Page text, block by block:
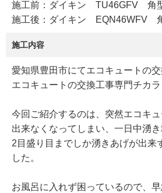
施工前：ダイキン TU46GFV 角
施工後：ダイキン EQN46WFV
施工内容
愛知県豊田市にてエコキュートの交
エコキュートの交換工事専門チカラ
今回ご紹介するのは、突然エコキ
出来なくなってしまい、一日中湧
2目盛り目までしか湧きあげが出来
した。
お風呂に入れず困っているので、